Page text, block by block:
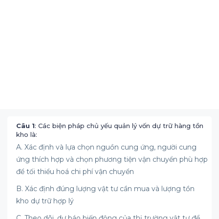
Câu 1: Các biện pháp chủ yếu quản lý vốn dự trữ hàng tồn
kho là:
A. Xác định và lựa chọn nguồn cung ứng, người cung
ứng thích hợp và chọn phương tiện vận chuyển phù hợp
để tối thiểu hoá chi phí vận chuyển
B. Xác định đúng lượng vật tư cần mua và lượng tồn
kho dự trữ hợp lý